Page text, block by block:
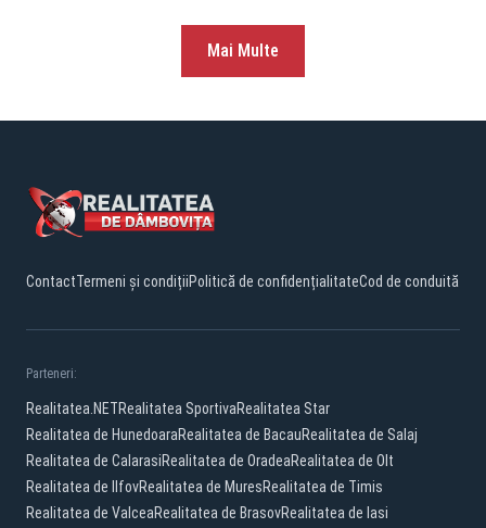
Mai Multe
ContactTermeni și condițiiPolitică de confidențialitateCod de conduită
Parteneri:
Realitatea.NETRealitatea SportivaRealitatea Star
Realitatea de HunedoaraRealitatea de BacauRealitatea de Salaj
Realitatea de CalarasiRealitatea de OradeaRealitatea de Olt
Realitatea de IlfovRealitatea de MuresRealitatea de Timis
Realitatea de ValceaRealitatea de BrasovRealitatea de Iasi